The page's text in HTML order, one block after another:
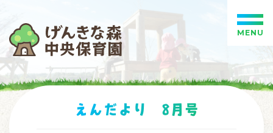
えんだより 8月号
MENU